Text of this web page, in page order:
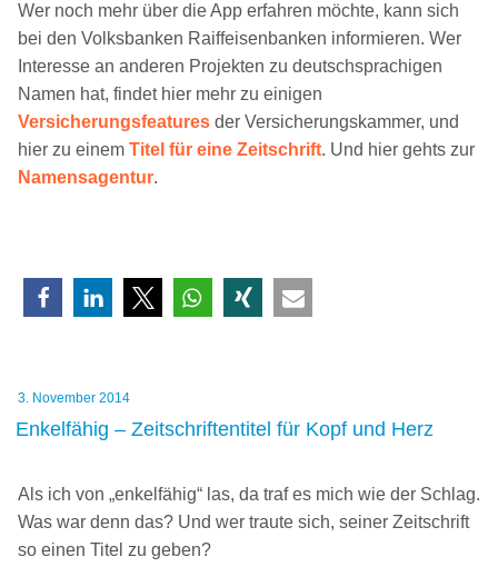
Wer noch mehr über die App erfahren möchte, kann sich
bei den Volksbanken Raiffeisenbanken informieren. Wer
Interesse an anderen Projekten zu deutschsprachigen
Namen hat, findet hier mehr zu einigen
Versicherungsfeatures der Versicherungskammer, und
hier zu einem Titel für eine Zeitschrift. Und hier gehts zur
Namensagentur.
Veröffentlicht
am
3. November 2014
Enkelfähig – Zeitschriftentitel für Kopf und Herz
Als ich von „enkelfähig“ las, da traf es mich wie der Schlag.
Was war denn das? Und wer traute sich, seiner Zeitschrift
so einen Titel zu geben?